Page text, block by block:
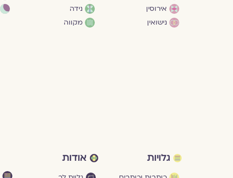
אירוסין
נישואין
נידה
מקווה
גלויות אודות